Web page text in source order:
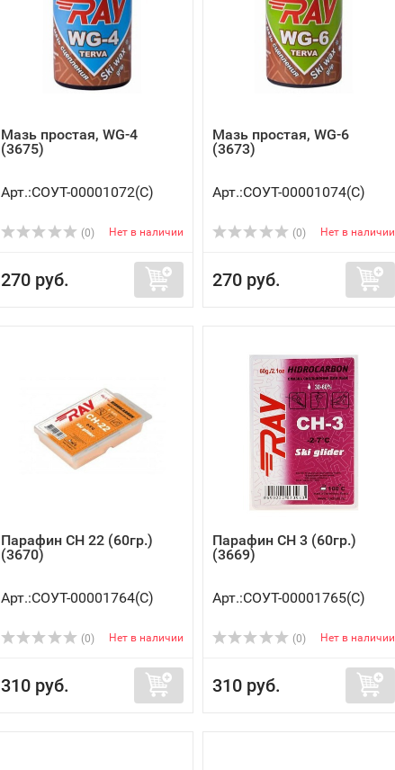
Мазь простая, WG-4
(3675)
Арт.:СОУТ-00001072(C)
(0) Нет в наличии
270 руб.
Мазь простая, WG-6
(3673)
Арт.:СОУТ-00001074(C)
(0) Нет в наличии
270 руб.
Парафин CH 22 (60гр.)
(3670)
Арт.:СОУТ-00001764(C)
(0) Нет в наличии
310 руб.
Парафин CH 3 (60гр.)
(3669)
Арт.:СОУТ-00001765(C)
(0) Нет в наличии
310 руб.